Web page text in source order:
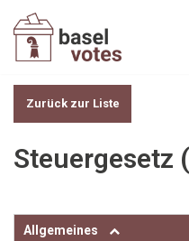
Zum
Zurück zur Liste
Steuergesetz
Allgemeines